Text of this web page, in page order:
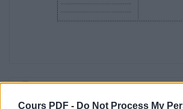
Cours PDF - Do Not Process My